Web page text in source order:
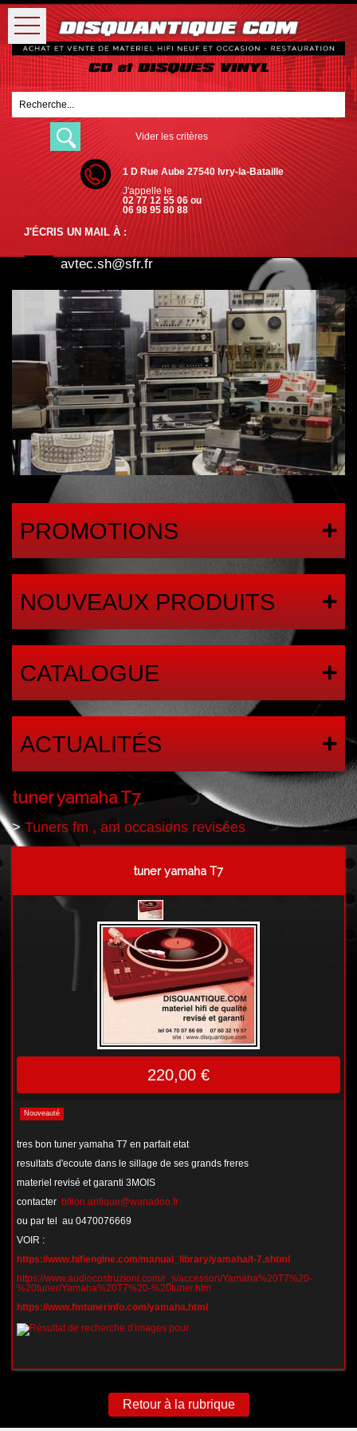
Vider les critères
1 D Rue Aube 27540 Ivry-la-Bataille
J'appelle le
02 77 12 55 06 ou
06 98 95 80 88
J'ÉCRIS UN MAIL À :
avtec.sh@sfr.fr
PROMOTIONS
NOUVEAUX PRODUITS
CATALOGUE
ACTUALITÉS
tuner yamaha T7
>Tuners fm , am occasions revisées
tuner yamaha T7
220,00 €
Nouveauté
tres bon tuner yamaha T7 en parfait etat
resultats d'ecoute dans le sillage de ses grands freres
materiel revisé et garanti 3MOIS
contacter billon.antique@wanadoo.fr
ou par tel au 0470076669
VOIR :
https://www.hifiengine.com/manual_library/yamaha/t-7.shtml
https://www.audiocostruzioni.com/r_s/accessori/Yamaha%20T7%20-
%20tuner/Yamaha%20T7%20-%20tuner.htm
https://www.fmtunerinfo.com/yamaha.html
Retour à la rubrique